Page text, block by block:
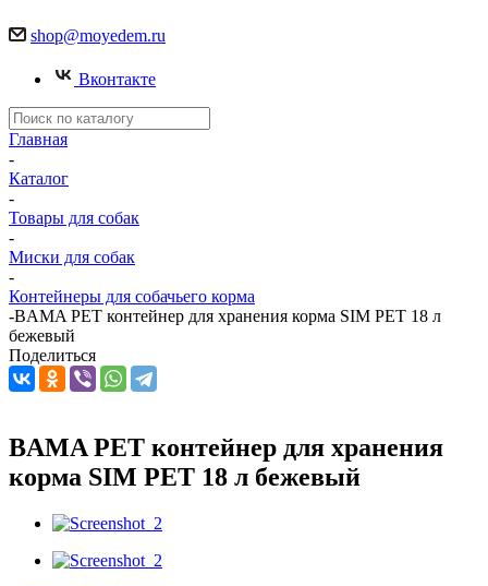
shop@moyedem.ru
Вконтакте
Главная
-
Каталог
-
Товары для собак
-
Миски для собак
-
Контейнеры для собачьего корма
-BAMA PET контейнер для хранения корма SIM PET 18 л
бежевый
Поделиться
BAMA PET контейнер для хранения
корма SIM PET 18 л бежевый